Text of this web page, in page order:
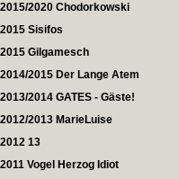
2015/2020 Chodorkowski
2015 Sisifos
2015 Gilgamesch
2014/2015 Der Lange Atem
2013/2014 GATES - Gäste!
2012/2013 MarieLuise
2012 13
2011 Vogel Herzog Idiot